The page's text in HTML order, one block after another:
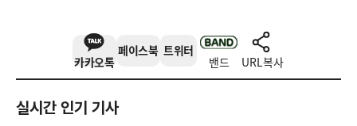
카카오톡
페이스북 트위터
밴드 URL복사
실시간 인기 기사